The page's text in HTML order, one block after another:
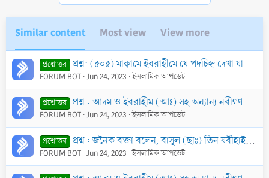
Similar content Most view View more
প্রশ্নোত্তর প্রশ্ন: (৫০৫) মাক্বামে ইবরাহীমে যে পদচিহ্ন দেখা যায়, তা কি প্রকৃতই ইবরাহীম আলাইহিস সালামের পায়ের চিহ্ন?
FORUM BOT Jun 24, 2023 ইসলামিক আপডেট
প্রশ্নোত্তর প্রশ্ন : আদম ও ইবরাহীম (আঃ) সহ অন্যান্য নবীগণ মৃত্যুবরণ করা সত্ত্বেও মি‘রাজ রজনীতে রাসূল (ছাঃ) কিভাবে তাঁদের সাথে সাক্ষাৎ করলেন?
FORUM BOT Jun 24, 2023 ইসলামিক আপডেট
প্রশ্নোত্তর প্রশ্ন : জনৈক বক্তা বলেন, রাসূল (ছাঃ) তিন যবীহাইনের সন্তান অর্থাৎ আদম, ইবরাহীম এবং নিজ পিতা। এর সত্যতা আছে কি?
FORUM BOT Jun 24, 2023 ইসলামিক আপডেট